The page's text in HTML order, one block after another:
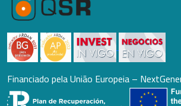
Financiado pela União Europeia –